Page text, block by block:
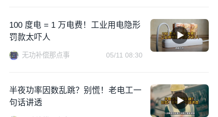
100 度电 = 1 万电费！工业用电隐形
罚款太吓人
无功补偿那点事 05/11 08:30
半夜功率因数乱跳？别慌！老电工一
句话讲透